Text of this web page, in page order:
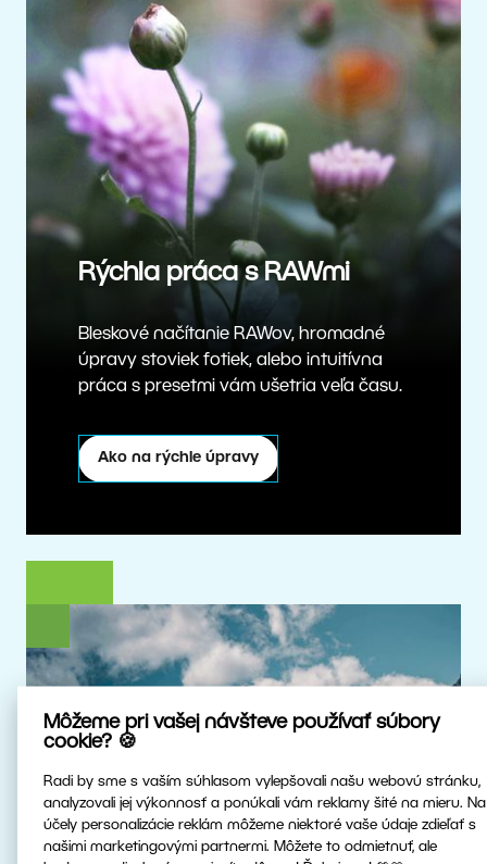
Môžeme pri vašej návšteve používať súbory
cookie? 🍪
Radi by sme s vaším súhlasom vylepšovali našu webovú stránku,
analyzovali jej výkonnosť a ponúkali vám reklamy šité na mieru. Na
účely personalizácie reklám môžeme niektoré vaše údaje zdieľať s
našimi marketingovými partnermi. Môžete to odmietnuť, ale
Rýchla práca s RAWmi
Bleskové načítanie RAWov, hromadné
úpravy stoviek fotiek, alebo intuitívna
práca s presetmi vám ušetria veľa času.
Ako na rýchle úpravy